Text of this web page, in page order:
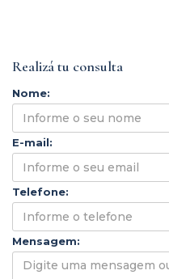
Realizá tu consulta
Nome:
E-mail:
Telefone:
Mensagem: